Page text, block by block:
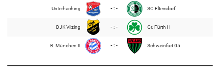
Unterhaching - : - SC Eltersdorf
DJK Vilzing - : - Gr. Fürth II
B. München II - : - Schweinfurt 05